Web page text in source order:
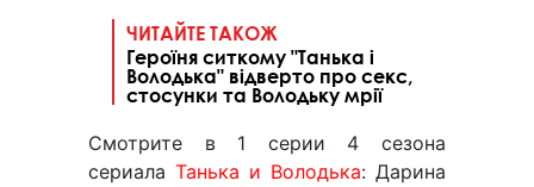
ЧИТАЙТЕ ТАКОЖ
Героїня ситкому "Танька і
Володька" відверто про секс,
стосунки та Володьку мрії
Смотрите в 1 серии 4 сезона
сериала Танька и Володька: Дарина